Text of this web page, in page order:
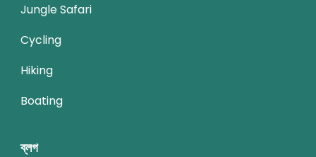
Jungle Safari
Cycling
Hiking
Boating
ব্লগ